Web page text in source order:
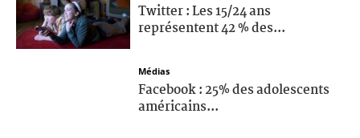
Twitter : Les 15/24 ans
représentent 42 % des...
Médias
Facebook : 25% des adolescents
américains...